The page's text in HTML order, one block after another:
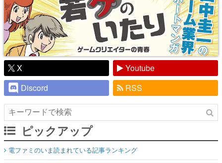
X
Youtube
Discord
RSS
ピックアップ
電ファミのいま読まれている記事ランキング